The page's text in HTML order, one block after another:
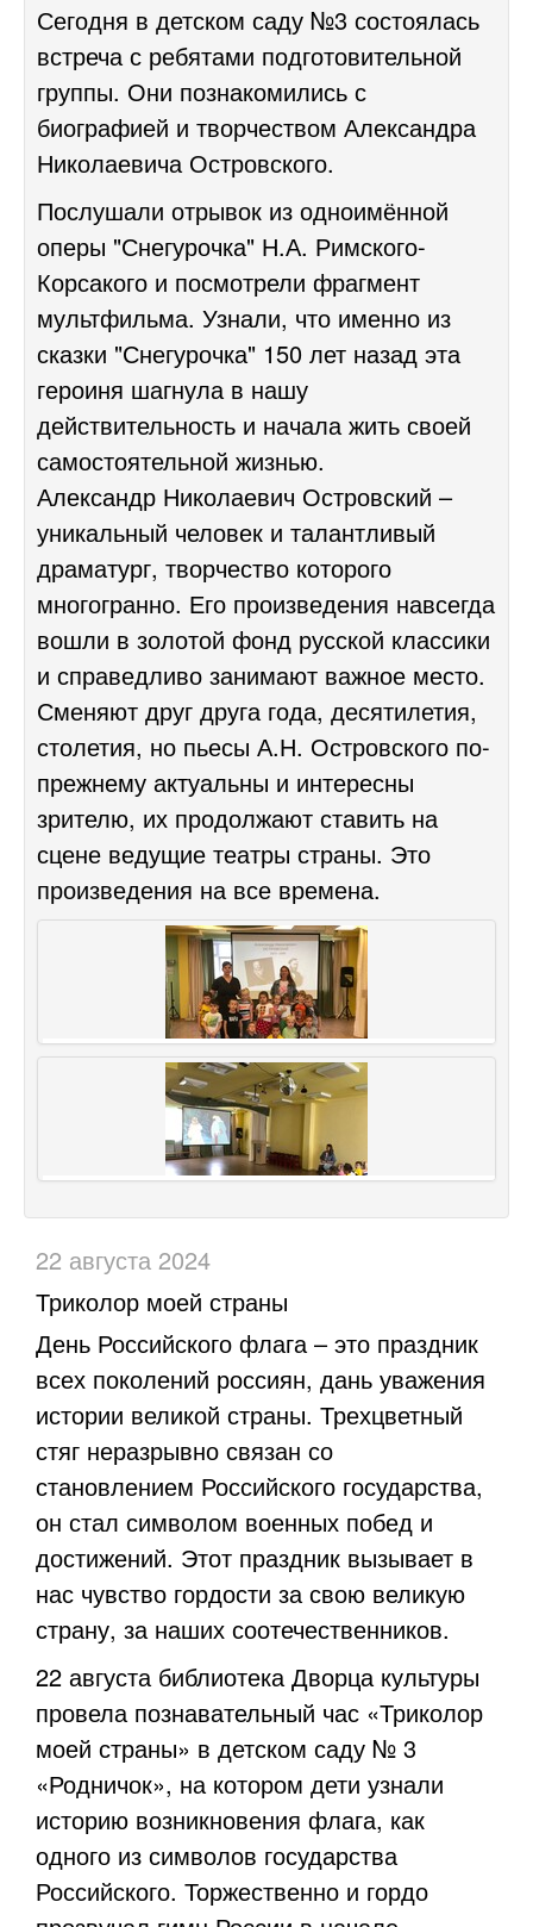
Сегодня в детском саду №3 состоялась
встреча с ребятами подготовительной
группы. Они познакомились с
биографией и творчеством Александра
Николаевича Островского.
Послушали отрывок из одноимённой
оперы "Снегурочка" Н.А. Римского-
Корсакого и посмотрели фрагмент
мультфильма. Узнали, что именно из
сказки "Снегурочка" 150 лет назад эта
героиня шагнула в нашу
действительность и начала жить своей
самостоятельной жизнью.
Александр Николаевич Островский –
уникальный человек и талантливый
драматург, творчество которого
многогранно. Его произведения навсегда
вошли в золотой фонд русской классики
и справедливо занимают важное место.
Сменяют друг друга года, десятилетия,
столетия, но пьесы А.Н. Островского по-
прежнему актуальны и интересны
зрителю, их продолжают ставить на
сцене ведущие театры страны. Это
произведения на все времена.
22 августа 2024
Триколор моей страны
День Российского флага – это праздник
всех поколений россиян, дань уважения
истории великой страны. Трехцветный
стяг неразрывно связан со
становлением Российского государства,
он стал символом военных побед и
достижений. Этот праздник вызывает в
нас чувство гордости за свою великую
страну, за наших соотечественников.
22 августа библиотека Дворца культуры
провела познавательный час «Триколор
моей страны» в детском саду № 3
«Родничок», на котором дети узнали
историю возникновения флага, как
одного из символов государства
Российского. Торжественно и гордо